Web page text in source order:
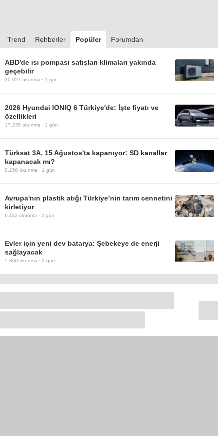
Trend Rehberler Popüler Forumdan
ABD'de ısı pompası satışları klimaları yakında
geçebilir
20.027 okunma · 1 gün
2026 Hyundai IONIQ 6 Türkiye'de: İşte fiyatı ve
özellikleri
17.235 okunma · 1 gün
Türksat 3A, 15 Ağustos'ta kapanıyor: SD kanallar
kapanacak mı?
8.150 okunma · 1 gün
Avrupa'nın plastik atığı Türkiye’nin tarım cennetini
kirletiyor
6.112 okunma · 2 gün
Evler için yeni dev batarya: Şebekeye de enerji
sağlayacak
5.860 okunma · 2 gün